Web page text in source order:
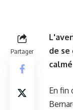
Partager
de se
En fin